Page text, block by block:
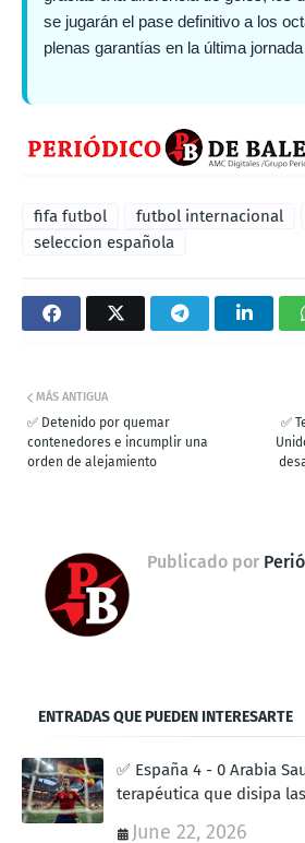
se jugarán el pase definitivo a los
plenas garantías en la última
fifa futbol futbol internacional
seleccion española
✅
MÁS ANTIGUA
✅ Detenido por quemar
contenedores e incumplir una
orden de alejamiento
Publicado por
ENTRADAS QUE PUEDEN INTERESARTE
✅ España 4 - 0 Arabia
terapéutica que disipa
June 22, 2026